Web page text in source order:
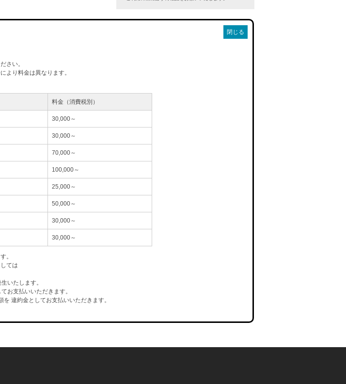
閉じる
さい。
より料金は異なります。
料金（消費税別）
30,000～
30,000～
70,000～
100,000～
25,000～
50,000～
30,000～
30,000～
。
ては
いたします。
お支払いいただきます。
違約金としてお支払いいただきます。